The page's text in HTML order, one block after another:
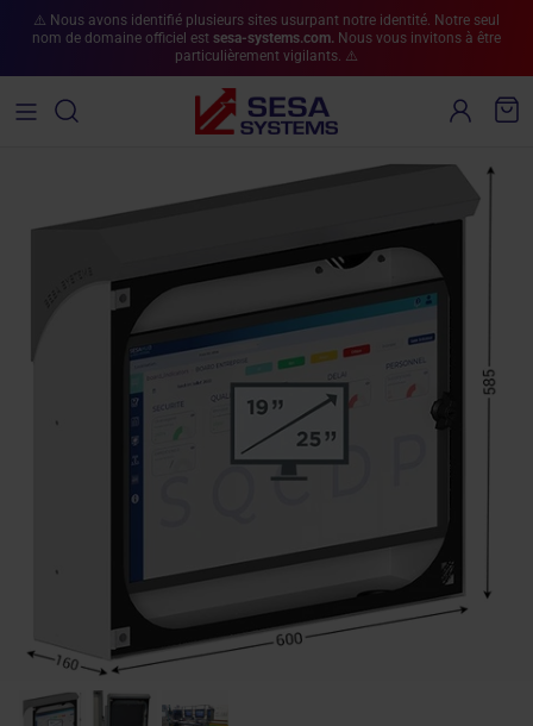
Aller au contenu
⚠️ Nous avons identifié plusieurs sites usurpant notre identité. Notre seul
nom de domaine officiel est sesa-systems.com. Nous vous invitons à être
particulièrement vigilants. ⚠️
Compte